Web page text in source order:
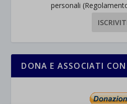
personali
DONA E ASSOCIATI